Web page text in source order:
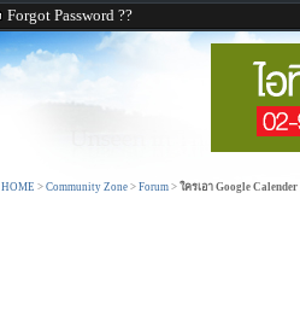
Forgot Password ??
HOME > Community Zone > Forum > ใครเอา Google